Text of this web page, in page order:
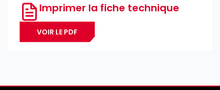
Imprimer la fiche technique
VOIR LE PDF